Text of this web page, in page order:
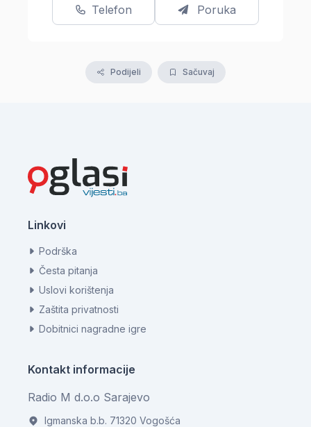
Telefon Poruka
Podijeli Sačuvaj
Linkovi
Podrška
Česta pitanja
Uslovi korištenja
Zaštita privatnosti
Dobitnici nagradne igre
Kontakt informacije
Radio M d.o.o Sarajevo
Igmanska b.b. 71320 Vogošća